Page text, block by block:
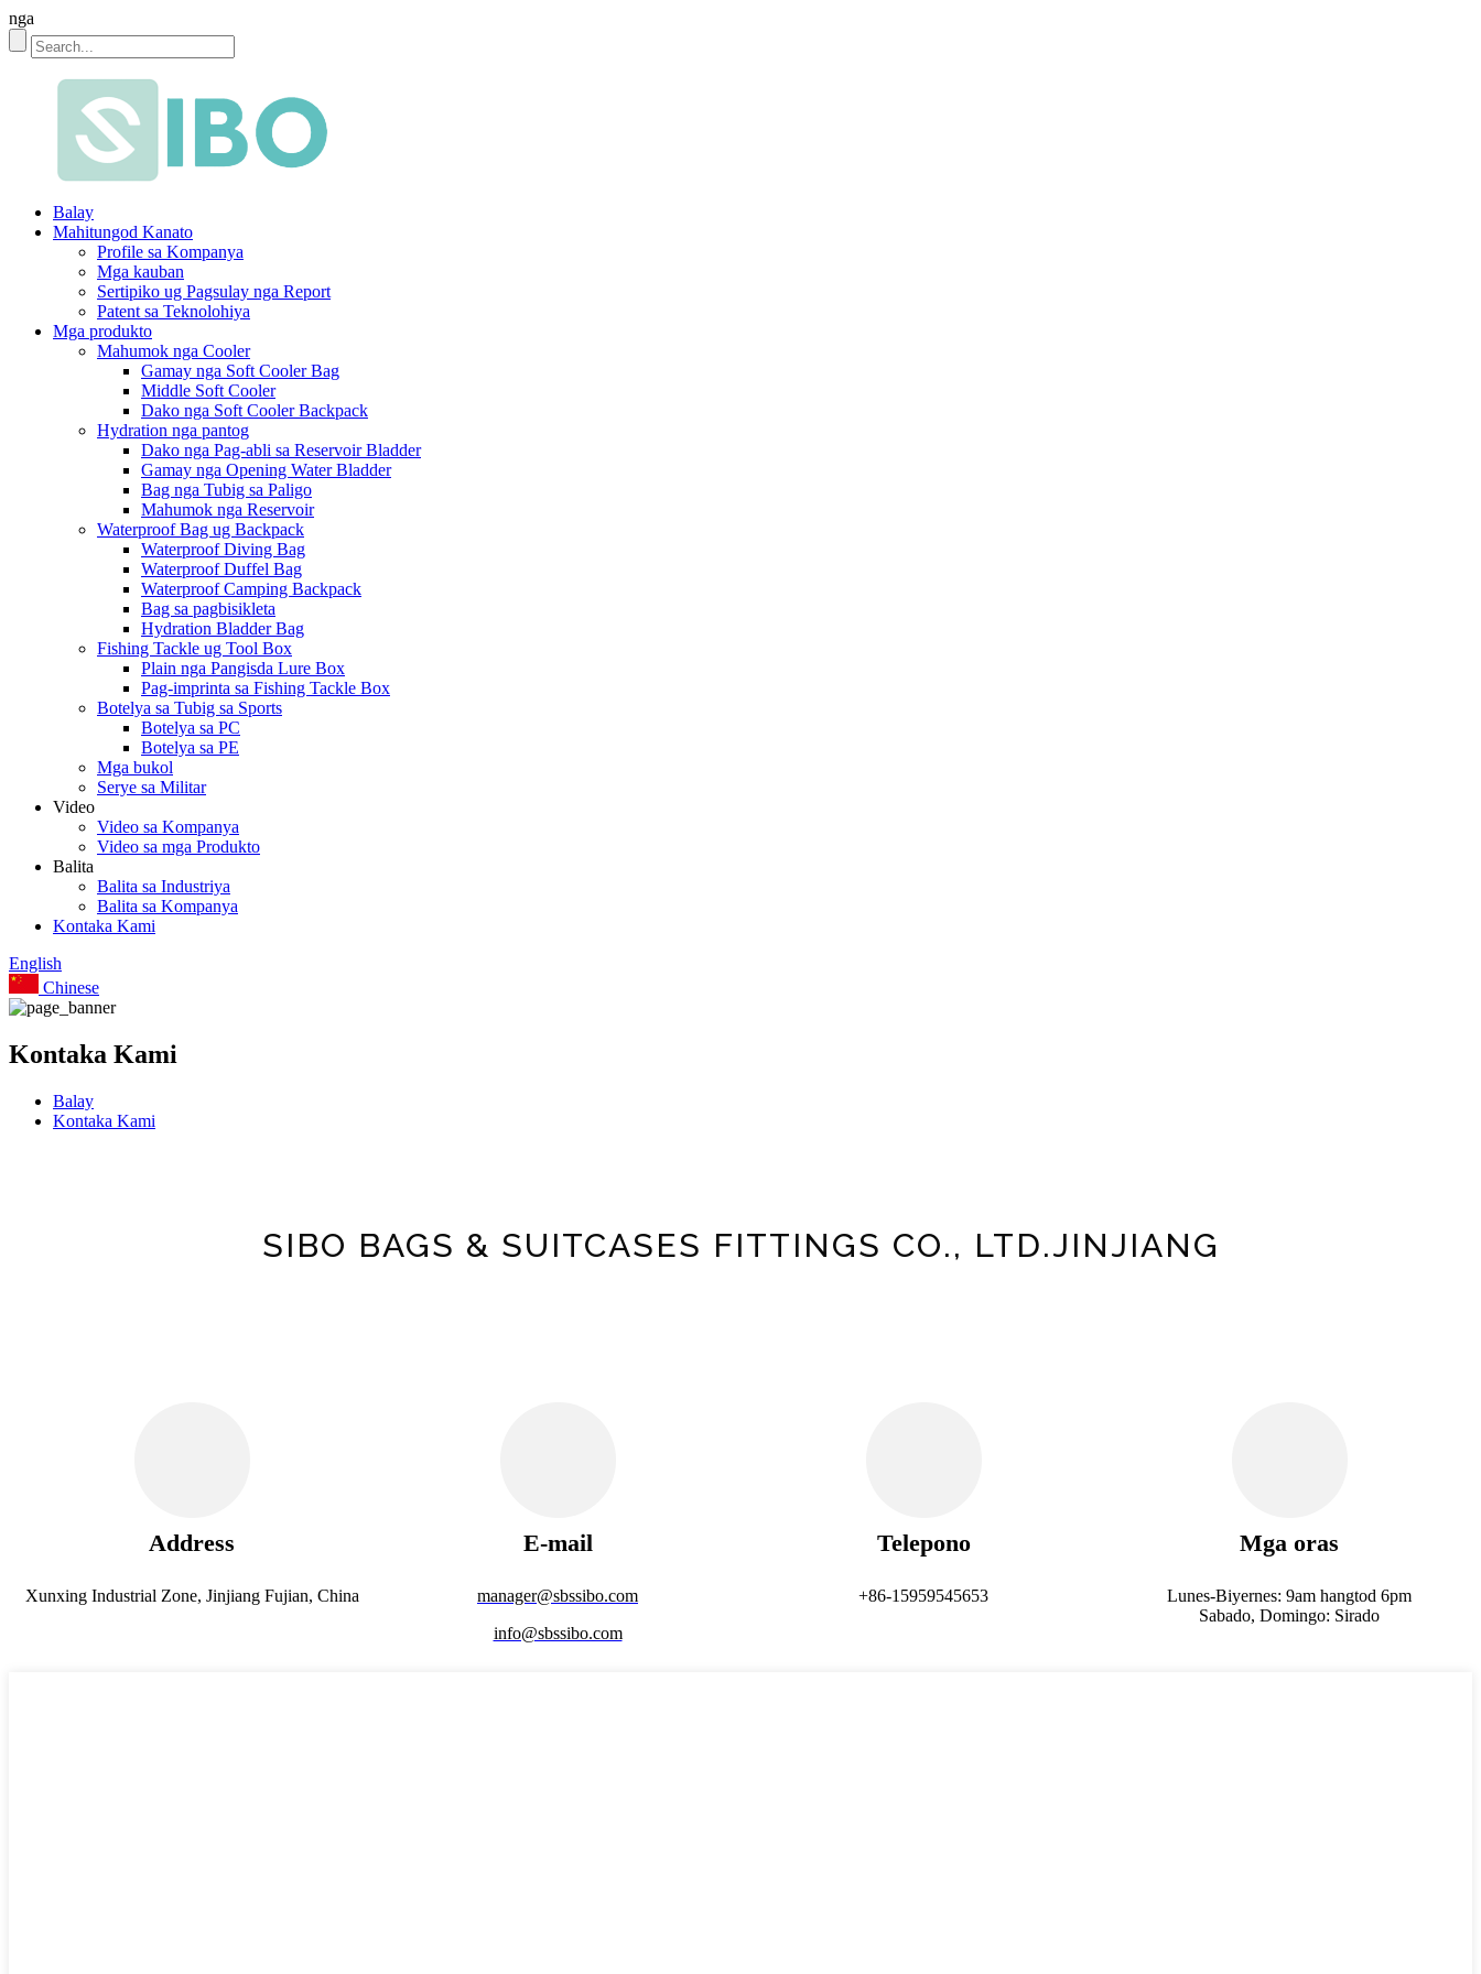
nga
Balay
Mahitungod Kanato
Profile sa Kompanya
Mga kauban
Sertipiko ug Pagsulay nga Report
Patent sa Teknolohiya
Mga produkto
Mahumok nga Cooler
Gamay nga Soft Cooler Bag
Middle Soft Cooler
Dako nga Soft Cooler Backpack
Hydration nga pantog
Dako nga Pag-abli sa Reservoir Bladder
Gamay nga Opening Water Bladder
Bag nga Tubig sa Paligo
Mahumok nga Reservoir
Waterproof Bag ug Backpack
Waterproof Diving Bag
Waterproof Duffel Bag
Waterproof Camping Backpack
Bag sa pagbisikleta
Hydration Bladder Bag
Fishing Tackle ug Tool Box
Plain nga Pangisda Lure Box
Pag-imprinta sa Fishing Tackle Box
Botelya sa Tubig sa Sports
Botelya sa PC
Botelya sa PE
Mga bukol
Serye sa Militar
Video
Video sa Kompanya
Video sa mga Produkto
Balita
Balita sa Industriya
Balita sa Kompanya
Kontaka Kami
English
Chinese
Kontaka Kami
Balay
Kontaka Kami
SIBO BAGS & SUITCASES FITTINGS CO., LTD.JINJIANG
Address
Xunxing Industrial Zone, Jinjiang Fujian, China
E-mail
manager@sbssibo.com
info@sbssibo.com
Telepono
+86-15959545653
Mga oras
Lunes-Biyernes: 9am hangtod 6pm
Sabado, Domingo: Sirado